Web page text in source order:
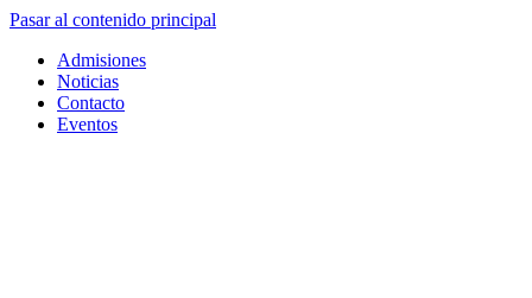
Pasar al contenido principal
Admisiones
Noticias
Contacto
Eventos